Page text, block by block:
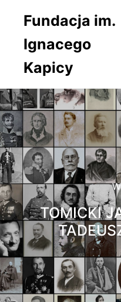
Fundacja im.
Ignacego
Kapicy
TOMICKI